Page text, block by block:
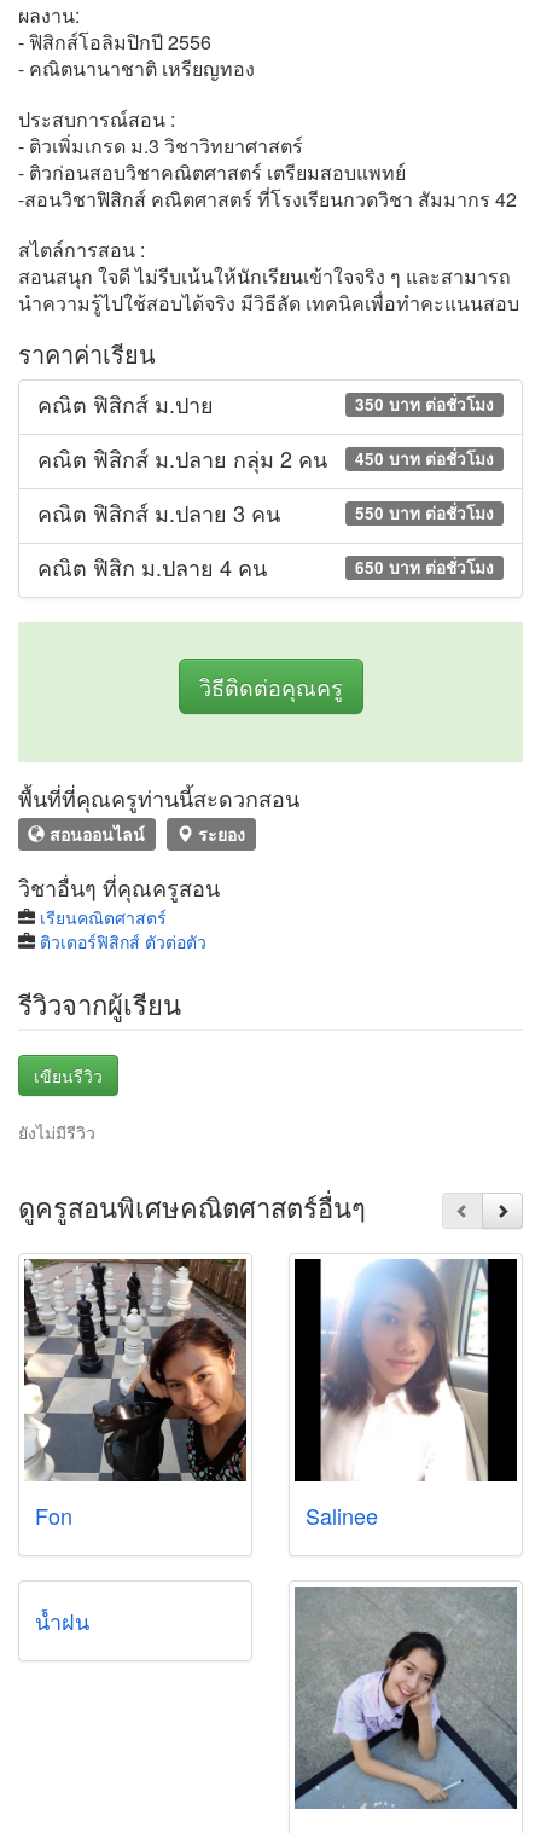
ผลงาน:
- ฟิสิกส์โอลิมปิกปี 2556
- คณิตนานาชาติ เหรียญทอง
ประสบการณ์สอน :
- ติวเพิ่มเกรด ม.3 วิชาวิทยาศาสตร์
- ติวก่อนสอบวิชาคณิตศาสตร์ เตรียมสอบแพทย์
-สอนวิชาฟิสิกส์ คณิตศาสตร์ ที่โรงเรียนกวดวิชา สัมมากร 42
สไตล์การสอน :
สอนสนุก ใจดี ไม่รีบเน้นให้นักเรียนเข้าใจจริง ๆ และสามารถ
นำความรู้ไปใช้สอบได้จริง มีวิธีลัด เทคนิคเพื่อทำคะแนนสอบ
ราคาค่าเรียน
คณิต ฟิสิกส์ ม.ปาย 350 บาท ต่อชั่วโมง
คณิต ฟิสิกส์ ม.ปลาย กลุ่ม 2 คน 450 บาท ต่อชั่วโมง
คณิต ฟิสิกส์ ม.ปลาย 3 คน 550 บาท ต่อชั่วโมง
คณิต ฟิสิก ม.ปลาย 4 คน 650 บาท ต่อชั่วโมง
วิธีติดต่อคุณครู
พื้นที่ที่คุณครูท่านนี้สะดวกสอน
สอนออนไลน์ ระยอง
วิชาอื่นๆ ที่คุณครูสอน
เรียนคณิตศาสตร์
ติวเตอร์ฟิสิกส์ ตัวต่อตัว
รีวิวจากผู้เรียน
เขียนรีวิว
ยังไม่มีรีวิว
ดูครูสอนพิเศษคณิตศาสตร์อื่นๆ
Fon Salinee
น้ำฝน